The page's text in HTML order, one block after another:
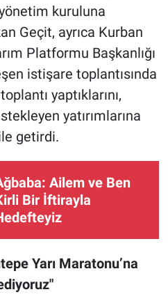
kuruluna
Geçit, ayrıca Kurban
Platformu Başkanlığı
istişare toplantısında
yaptıklarını,
yatırımlarına
getirdi.
Ailem ve Ben
Bir İftirayla
Yarı Maratonu’na